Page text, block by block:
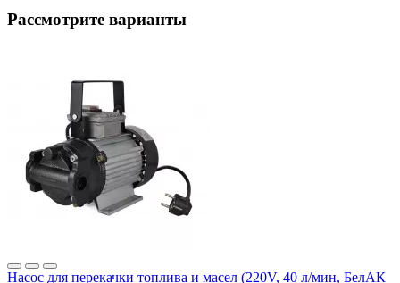
Рассмотрите варианты
Насос для перекачки топлива и масел (220V, 40 л/мин, БелАК